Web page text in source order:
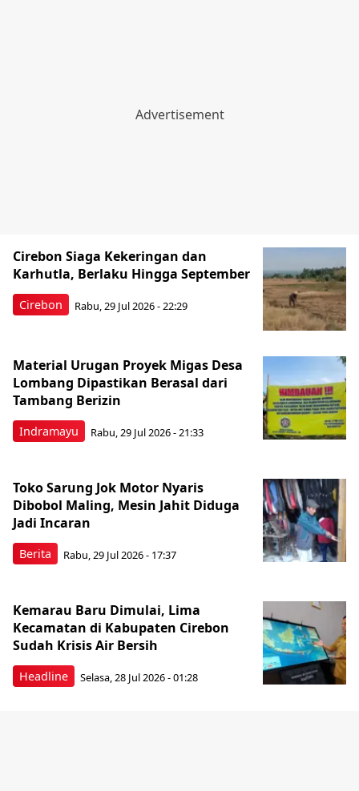
Cirebon
Cirebon Siaga Kekeringan dan
Karhutla, Berlaku Hingga September
Rabu, 29 Jul 2026 - 22:29
Indramayu
Material Urugan Proyek Migas Desa
Lombang Dipastikan Berasal dari
Tambang Berizin
Rabu, 29 Jul 2026 - 21:33
Berita
Toko Sarung Jok Motor Nyaris
Dibobol Maling, Mesin Jahit Diduga
Jadi Incaran
Rabu, 29 Jul 2026 - 17:37
Headline
Kemarau Baru Dimulai, Lima
Kecamatan di Kabupaten Cirebon
Sudah Krisis Air Bersih
Selasa, 28 Jul 2026 - 01:28